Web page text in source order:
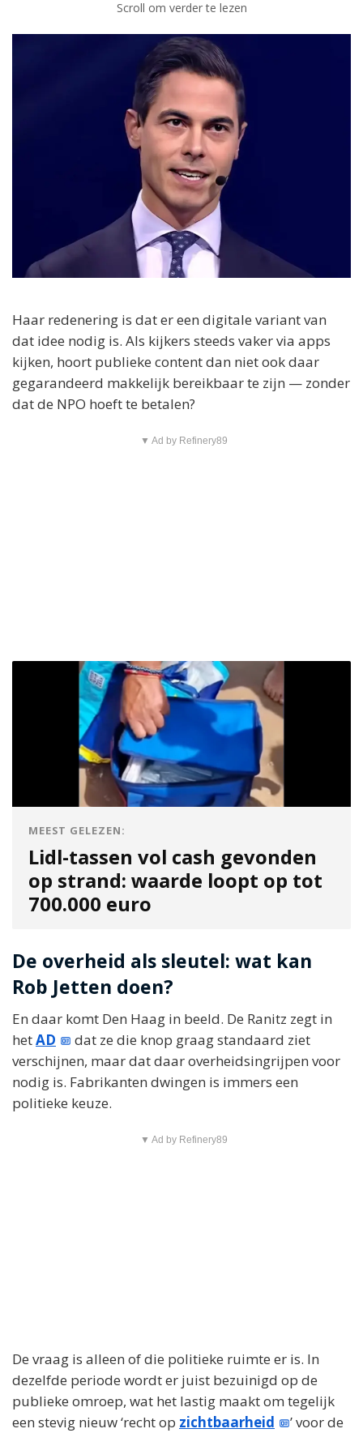
Scroll om verder te lezen
Haar redenering is dat er een digitale variant van
dat idee nodig is. Als kijkers steeds vaker via apps
kijken, hoort publieke content dan niet ook daar
gegarandeerd makkelijk bereikbaar te zijn — zonder
dat de NPO hoeft te betalen?
▼ Ad by Refinery89
MEEST GELEZEN:
Lidl-tassen vol cash gevonden
op strand: waarde loopt op tot
700.000 euro
De overheid als sleutel: wat kan
Rob Jetten doen?
En daar komt Den Haag in beeld. De Ranitz zegt in
hetAD
dat ze die knop graag standaard ziet
verschijnen, maar dat daar overheidsingrijpen voor
nodig is. Fabrikanten dwingen is immers een
politieke keuze.
▼ Ad by Refinery89
De vraag is alleen of die politieke ruimte er is. In
dezelfde periode wordt er juist bezuinigd op de
publieke omroep, wat het lastig maakt om tegelijk
een stevig nieuw ‘recht op zichtbaarheid
’ voor de